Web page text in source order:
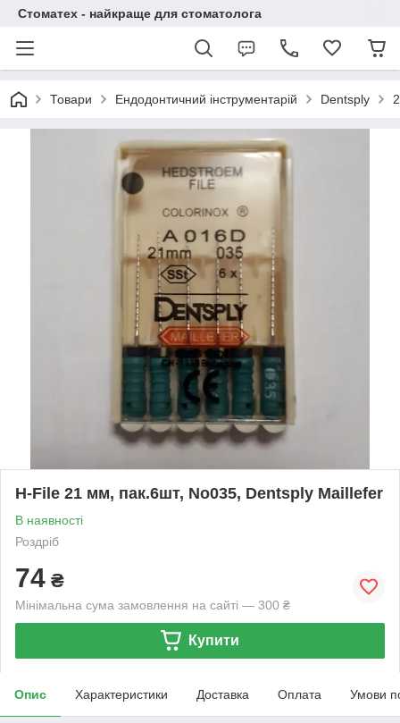
Стоматех - найкраще для стоматолога
Товари Ендодонтичний інструментарій Dentsply
H-File 21 мм, пак.6шт, No035, Dentsply Maillefer
В наявності
Роздріб
74 ₴
Мінімальна сума замовлення на сайті — 300 ₴
Купити
Опис Характеристики Доставка Оплата Умови